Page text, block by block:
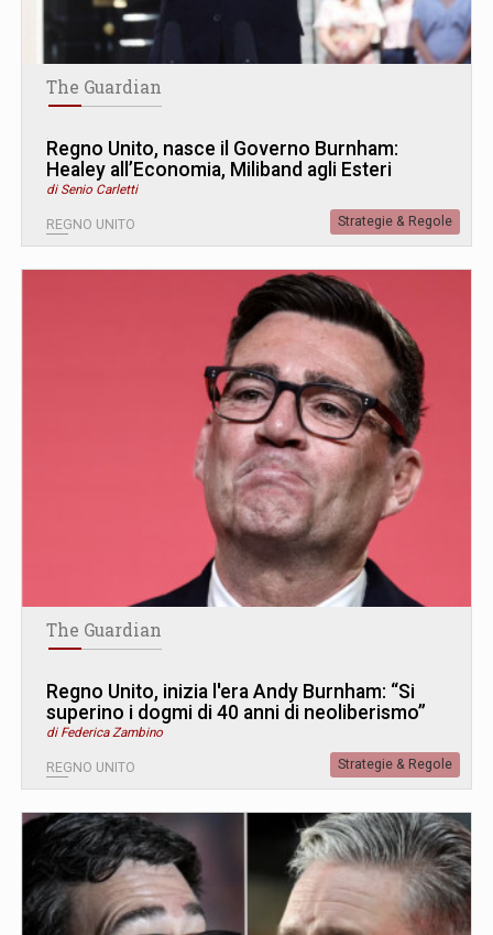
The Guardian
Regno Unito, nasce il Governo Burnham:
Healey all’Economia, Miliband agli Esteri
di Senio Carletti
REGNO UNITO Strategie & Regole
The Guardian
Regno Unito, inizia l'era Andy Burnham: “Si
superino i dogmi di 40 anni di neoliberismo”
di Federica Zambino
REGNO UNITO Strategie & Regole